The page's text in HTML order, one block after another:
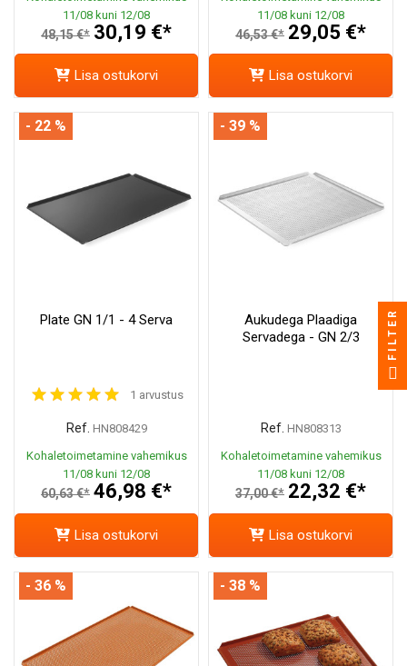
11/08 kuni 12/08
48,15 €* 30,19 €*
Lisa ostukorvi
11/08 kuni 12/08
46,53 €* 29,05 €*
Lisa ostukorvi
Plate GN 1/1 - 4 Serva
1 arvustus
Ref. HN808429
Kohaletoimetamine vahemikus
11/08 kuni 12/08
60,63 €* 46,98 €*
- 22 %
Lisa ostukorvi
Aukudega Plaadiga
Servadega - GN 2/3
Ref. HN808313
Kohaletoimetamine vahemikus
11/08 kuni 12/08
37,00 €* 22,32 €*
- 39 %
Lisa ostukorvi
- 36 % - 38 %
FILTER